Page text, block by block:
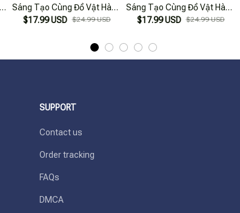
Sáng Tạo Cùng Đồ Vật Hàng
Ngày
$17.99 USD $24.99 USD
Sáng Tạo Cùng Đồ Vật Hàng
Ngày
$17.99 USD $24.99 USD
SUPPORT
Contact us
Order tracking
FAQs
DMCA